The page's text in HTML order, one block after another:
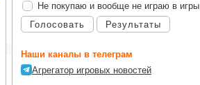
Не покупаю и вообще не играю в игры
Голосовать
Результаты
Наши каналы в телеграм
Агрегатор игровых новостей